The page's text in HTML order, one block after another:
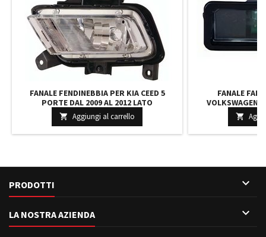
FANALE FENDINEBBIA PER KIA CEED 5
PORTE DAL 2009 AL 2012 LATO
CONDUCENTE
 Aggiungi al carrello
FANALE
VOLKSWAGEN

PRODOTTI 
LA NOSTRA AZIENDA 